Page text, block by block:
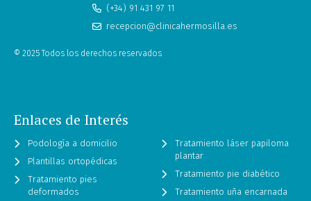
(+34) 91 431 97 11
recepcion@clinicahermosilla.es
© 2025 Todos los derechos reservados
Enlaces de Interés
Podología a domicilio
Plantillas ortopédicas
Tratamiento pies
deformados
Tratamiento láser papiloma
plantar
Tratamiento pie diabético
Tratamiento uña encarnada